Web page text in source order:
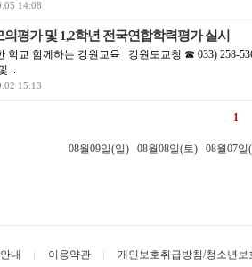
14:08
의평가 및 1,2학년 전국연합학력평가 실시
학교 함께하는 강원교육 강원도교청 ☎ 033) 258-
..
15:13
1
08월09일(일) 08월08일(토) 08월07일
내 이용약관 개인보호취급방침/청소년보